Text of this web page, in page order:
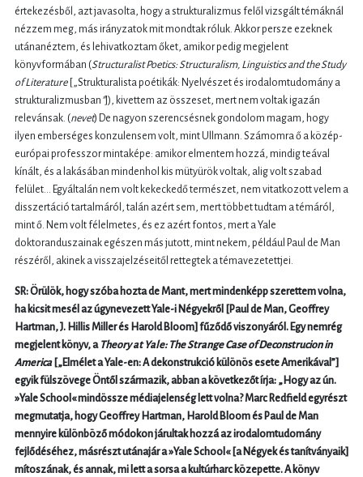
értekezésből, azt javasolta, hogy a strukturalizmus felől vizsgált témáknál
nézzem meg, más irányzatok mit mondtak róluk. Akkor persze ezeknek
utánanéztem, és lehivatkoztam őket, amikor pedig megjelent
könyvformában (Structuralist Poetics: Structuralism, Linguistics and the Study
of Literature [„Strukturalista poétikák: Nyelvészet és irodalomtudomány a
strukturalizmusban ”]), kivettem az összeset, mert nem voltak igazán
relevánsak. (nevet) De nagyon szerencsésnek gondolom magam, hogy
ilyen emberséges konzulensem volt, mint Ullmann. Számomra ő a közép-
európai professzor mintaképe: amikor elmentem hozzá, mindig teával
kínált, és a lakásában mindenhol kis mütyürök voltak, alig volt szabad
felület… Egyáltalán nem volt kekeckedő természet, nem vitatkozott velem a
disszertáció tartalmáról, talán azért sem, mert többet tudtam a témáról,
mint ő. Nem volt félelmetes, és ez azért fontos, mert a Yale
doktoranduszainak egészen más jutott, mint nekem, például Paul de Man
részéről, akinek a visszajelzéseitől rettegtek a témavezetettjei.
SR: Örülök, hogy szóba hozta de Mant, mert mindenképp szerettem volna,
ha kicsit mesél az úgynevezett Yale-i Négyekről [Paul de Man, Geoffrey
Hartman, J. Hillis Miller és Harold Bloom] fűződő viszonyáról. Egy nemrég
megjelent könyv, a Theory at Yale: The Strange Case of Deconstrucion in
America[„Elmélet a Yale-en: A dekonstrukció különös esete Amerikával”]
egyik fülszövege Öntől származik, abban a következőt írja: „Hogy az ún.
»Yale School« mindössze médiajelenség lett volna? Marc Redfield egyrészt
megmutatja, hogy Geoffrey Hartman, Harold Bloom és Paul de Man
mennyire különböző módokon járultak hozzá az irodalomtudomány
fejlődéséhez, másrészt utánajár a »Yale School« [a Négyek és tanítványaik]
mítoszának, és annak, mi lett a sorsa a kultúrharc közepette. A könyv